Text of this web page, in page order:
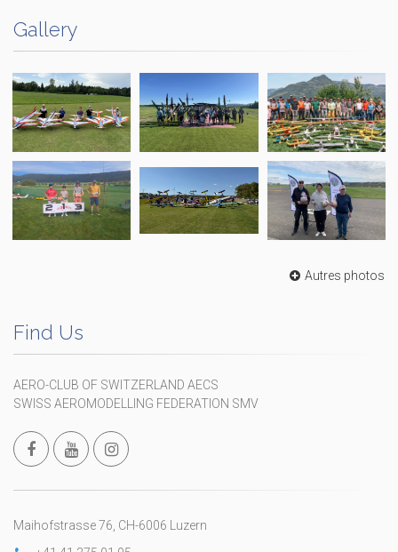
Gallery
Autres photos
Find Us
AERO-CLUB OF SWITZERLAND AECS
SWISS AEROMODELLING FEDERATION SMV
Maihofstrasse 76, CH-6006 Luzern